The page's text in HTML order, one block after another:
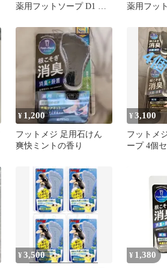
薬用フットソープ D1 爽
質ケア 清潔に保つことを
サポート 消臭 足用スク
ラブ 足用石けん
薬用フッ
質ケア 清
サポート
ラブ 足用
¥ 1,200
フットメジ 足用石けん
爽快ミントの香り
¥3,100
フットメ
ープ 4個
¥3,500 ¥ 1,380